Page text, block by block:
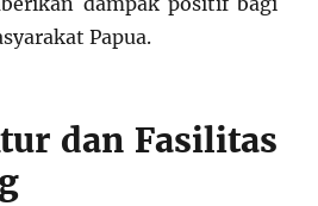
Papua.
dan Fasilitas